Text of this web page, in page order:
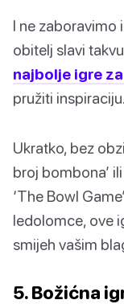
I ne zaboravimo
obitelj slavi
najbolje igre
pružiti inspiraciju.
Ukratko, bez
broj bombona’
‘The Bowl
ledolomce, ove
smijeh vašim
5. Božićna